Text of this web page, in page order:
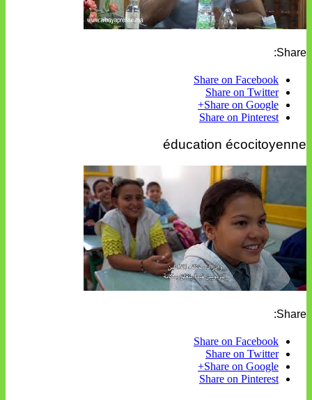
Share:
Share on Facebook
Share on Twitter
Share on Google+
Share on Pinterest
éducation écocitoyenne
Share:
Share on Facebook
Share on Twitter
Share on Google+
Share on Pinterest